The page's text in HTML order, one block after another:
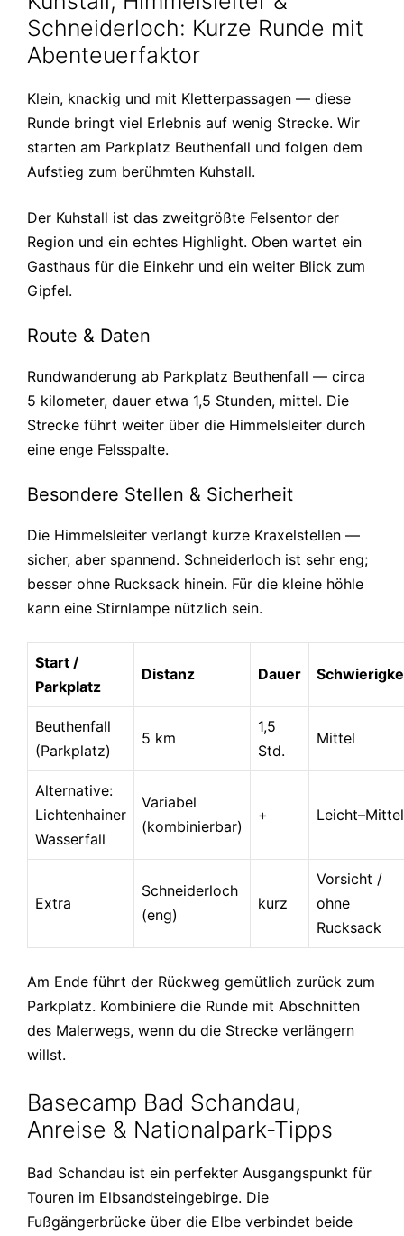
Schneiderloch: Kurze Runde mit
Abenteuerfaktor
Klein, knackig und mit Kletterpassagen — diese
Runde bringt viel Erlebnis auf wenig Strecke. Wir
starten am Parkplatz Beuthenfall und folgen dem
Aufstieg zum berühmten Kuhstall.
Der Kuhstall ist das zweitgrößte Felsentor der
Region und ein echtes Highlight. Oben wartet ein
Gasthaus für die Einkehr und ein weiter Blick zum
Gipfel.
Route & Daten
Rundwanderung ab Parkplatz Beuthenfall — circa
5 kilometer, dauer etwa 1,5 Stunden, mittel. Die
Strecke führt weiter über die Himmelsleiter durch
eine enge Felsspalte.
Besondere Stellen & Sicherheit
Die Himmelsleiter verlangt kurze Kraxelstellen —
sicher, aber spannend. Schneiderloch ist sehr eng;
besser ohne Rucksack hinein. Für die kleine höhle
kann eine Stirnlampe nützlich sein.
Start /
Parkplatz
Distanz Dauer
Beuthenfall
(Parkplatz)
5 km
1,5
Std.
Mittel
Alternative:
Lichtenhainer
Wasserfall
Variabel
(kombinierbar)
+ Leicht–Mittel
Extra
Schneiderloch
(eng)
kurz
Vorsicht /
ohne
Rucksack
Am Ende führt der Rückweg gemütlich zurück zum
Parkplatz. Kombiniere die Runde mit Abschnitten
des Malerwegs, wenn du die Strecke verlängern
willst.
Basecamp Bad Schandau,
Anreise & Nationalpark-Tipps
Bad Schandau ist ein perfekter Ausgangspunkt für
Touren im Elbsandsteingebirge. Die
Fußgängerbrücke über die Elbe verbindet beide